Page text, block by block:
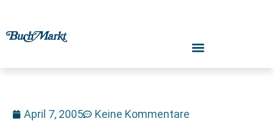
April 7, 2005 Keine Kommentare